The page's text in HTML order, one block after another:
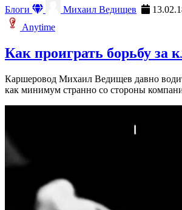
Блоги Михаил Ведищев
Anytime
Как проиграть борьбу за
Каршеровод Михаил Ведищев давно
как минимум странно со стороны